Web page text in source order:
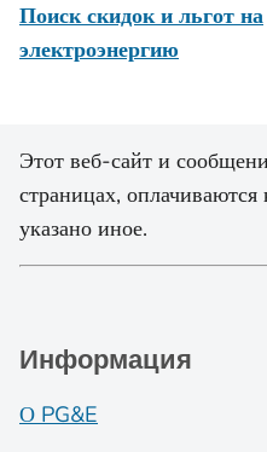
Поиск скидок и льгот на
электроэнергию
Этот веб-сайт и
страницах,
указано иное.
Информация
О PG&E